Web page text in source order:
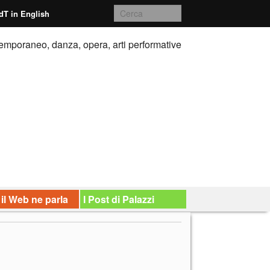
in English
danza, opera, arti performative
Web ne parla I Post di Palazzi